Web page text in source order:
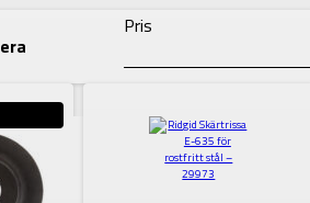
Pris
Lagerstatus